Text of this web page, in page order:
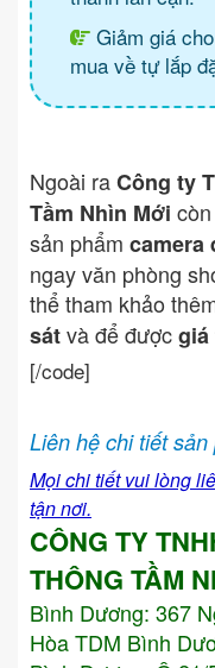
Giảm giá
mua về tự lắp
Ngoài raCông ty
Tầm Nhìn Mới
sản phẩm camera
ngay văn phòng
thể tham khảo
sátvà để được
[/code]
Liên hệ chi tiết sản
Mọi chi tiết vui lòng
tận nơi.
CÔNG TY
THÔNG TẦM
Bình Dương: 367
Hòa TDM Bình